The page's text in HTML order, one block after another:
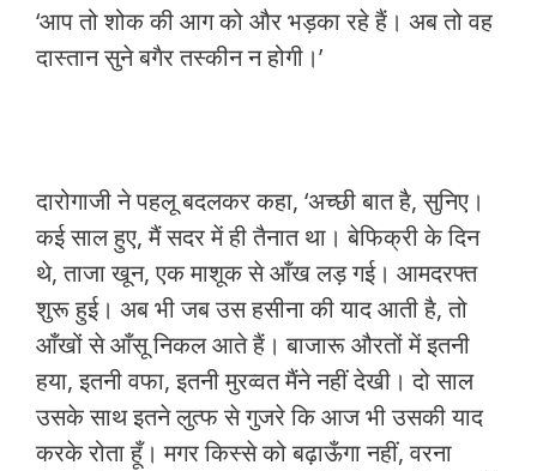
‘आप तो शोक की आग को और भड़का रहे हैं। अब तो वह
दास्तान सुने बगैर तस्कीन न होगी।’
दारोगाजी ने पहलू बदलकर कहा, ‘अच्छी बात है, सुनिए।
कई साल हुए, मैं सदर में ही तैनात था। बेफिक्री के दिन
थे, ताजा खून, एक माशूक से आँख लड़ गई। आमदरफ्त
शुरू हुई। अब भी जब उस हसीना की याद आती है, तो
आँखों से आँसू निकल आते हैं। बाजारू औरतों में इतनी
हया, इतनी वफा, इतनी मुरव्वत मैंने नहीं देखी। दो साल
उसके साथ इतने लुत्फ से गुजरे कि आज भी उसकी याद
करके रोता हूँ। मगर किस्से को बढ़ाऊँगा नहीं, वरना